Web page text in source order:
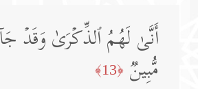
أَنَّىٰ لَهُمُ ٱلذِّكۡرَىٰ وَقَدۡ
مُّبِینࣱ ﴿13﴾